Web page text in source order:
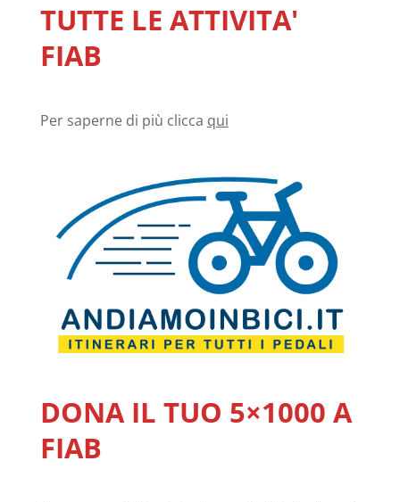
TUTTE LE ATTIVITA'
FIAB
Per saperne di più clicca qui
DONA IL TUO 5×1000 A
FIAB